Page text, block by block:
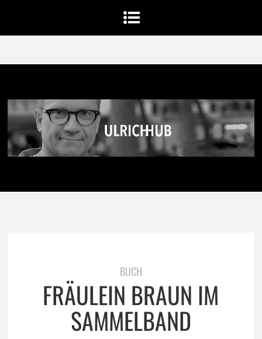
BUCH
FRÄULEIN BRAUN IM
SAMMELBAND